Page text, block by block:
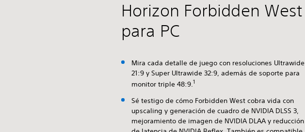
Horizon Forbidden West
para PC
Mira cada detalle de juego con resoluciones Ultrawide
21:9 y Super Ultrawide 32:9, además de soporte para
monitor triple 48:9. 1
Sé testigo de cómo Forbidden West cobra vida con
upscaling y generación de cuadro de NVIDIA DLSS 3,
mejoramiento de imagen de NVIDIA DLAA y reducción